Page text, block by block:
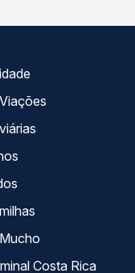
Auto Viações
La terminal Costa Rica